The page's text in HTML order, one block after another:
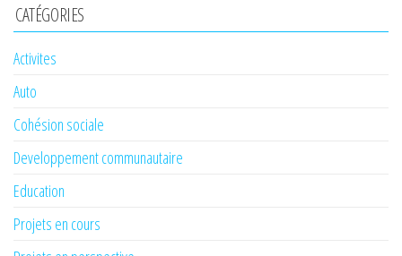
CATÉGORIES
Activites
Auto
Cohésion sociale
Developpement communautaire
Education
Projets en cours